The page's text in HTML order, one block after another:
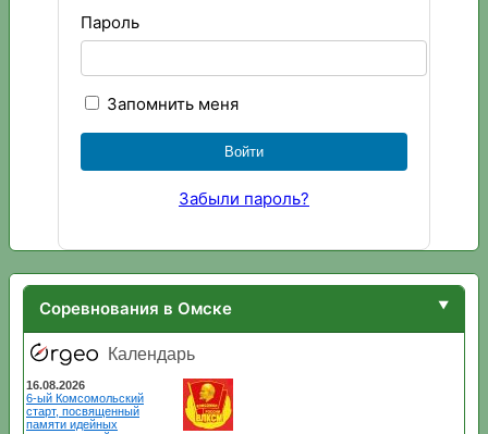
Пароль
Запомнить меня
Забыли пароль?
Соревнования в Омске